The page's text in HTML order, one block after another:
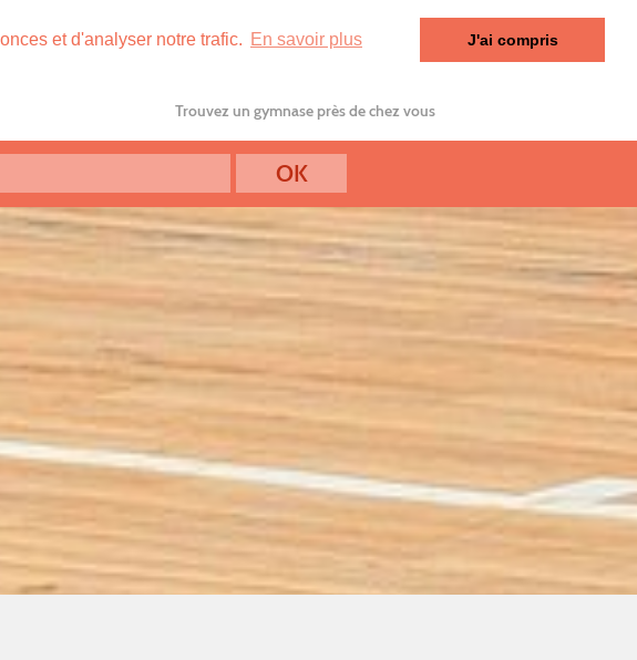
et d'analyser notre trafic. En savoir plus J'ai compris
Trouvez un gymnase près de chez vous